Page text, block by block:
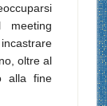
meeting
oltre al
alla fine